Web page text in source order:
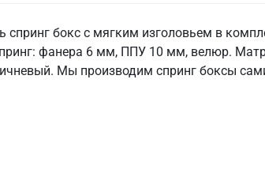
бокс с мягким изголовьем в
фанера 6 мм, ППУ 10 мм, велюр.
Мы производим спринг боксы